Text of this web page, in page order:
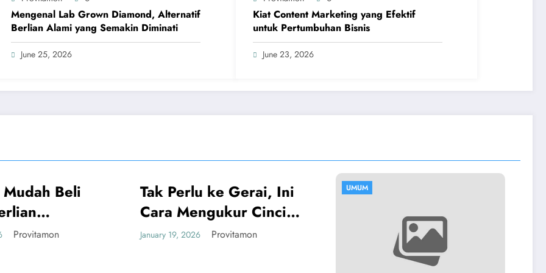
Mengenal Lab Grown Diamond, Alternatif
Berlian Alami yang Semakin Diminati
June 25, 2026
Kiat Content Marketing yang Efektif
untuk Pertumbuhan Bisnis
June 23, 2026
UMUM
Tak Perlu ke Gerai, Ini
Cara Mengukur Cincin
Sendiri yang Akurat
January 19, 2026
UMUM
yang Wajib Dimiliki
untuk Koleksi
Perhiasan Pribadi
August 16, 2025